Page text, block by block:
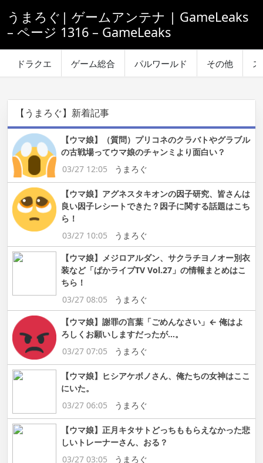
うまろぐ| ゲームアンテナ | GameLeaks
– ページ 1316 – GameLeaks
ドラクエ ゲーム総合 パルワールド その他
【うまろぐ】新着記事
【ウマ娘】（質問）プリコネのクラバトやグラブル
の古戦場ってウマ娘のチャンミより面白い？
03/27 12:05
うまろぐ
【ウマ娘】アグネスタキオンの因子研究、皆さんは
良い因子レシートできた？因子に関する話題はこち
ら！
03/27 10:05
うまろぐ
【ウマ娘】メジロアルダン、サクラチヨノオー別衣
装など「ぱかライブTV Vol.27」の情報まとめはこ
ちら！
03/27 08:05
うまろぐ
【ウマ娘】謝罪の言葉「ごめんなさい」← 俺はよ
ろしくお願いしますだったが…。
03/27 07:05
うまろぐ
【ウマ娘】ヒシアケボノさん、俺たちの女神はここ
にいた。
03/27 06:05
うまろぐ
【ウマ娘】正月キタサトどっちももらえなかった悲
しいトレーナーさん、おる？
03/27 03:05
うまろぐ